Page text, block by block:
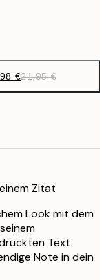
€21,95 €
Zitat
Look mit dem
Text
Note in dein